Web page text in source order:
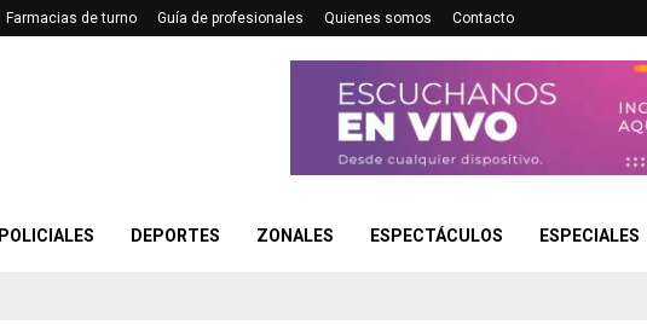
Farmacias de turno Guía de profesionales Quienes somos Contacto
POLICIALES DEPORTES ZONALES ESPECTÁCULOS ESPECIALES